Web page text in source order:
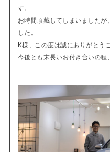
す。
お時間頂戴してしまいました
した。
K様、この度は誠にありがとう
今後とも末長いお付き合いの程